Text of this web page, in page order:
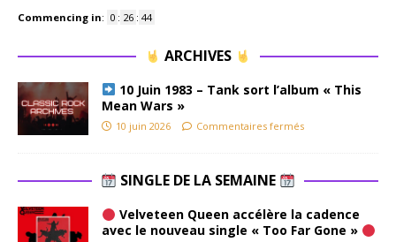
Commencing in: 0 : 26 : 44
ARCHIVES
10 Juin 1983 – Tank sort l’album « This
Mean Wars »
10 juin 2026 Commentaires fermés
SINGLE DE LA SEMAINE
Velveteen Queen accélère la cadence
avec le nouveau single « Too Far Gone »